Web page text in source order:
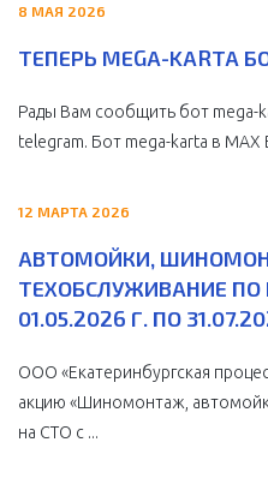
8 МАЯ 2026
ТЕПЕРЬ MEGA-KARTA
Рады Вам сообщить бот mega-
telegram. Бот mega-karta в МАХ
12 МАРТА 2026
АВТОМОЙКИ,
ТЕХОБСЛУЖИВАНИЕ ПО
01.05.2026 Г. ПО
ООО «Екатеринбургская
акцию «Шиномонтаж,
на СТО с ...